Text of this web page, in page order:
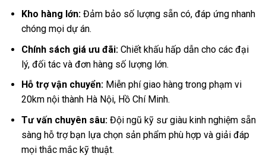
Kho hàng lớn:Đảm bảo số lượng sẵn có, đáp ứng nhanh
chóng mọi dự án.
Chính sách giá ưu đãi:Chiết khấu hấp dẫn cho các đại
lý, đối tác và đơn hàng số lượng lớn.
Hỗ trợ vận chuyển:Miễn phí giao hàng trong phạm vi
20km nội thành Hà Nội, Hồ Chí Minh.
Tư vấn chuyên sâu:Đội ngũ kỹ sư giàu kinh nghiệm sẵn
sàng hỗ trợ bạn lựa chọn sản phẩm phù hợp và giải đáp
mọi thắc mắc kỹ thuật.